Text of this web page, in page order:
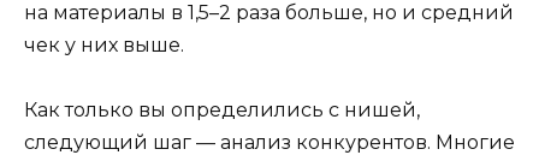
на материалы в 1,5–2 раза больше, но и средний
чек у них выше.
Как только вы определились с нишей,
следующий шаг — анализ конкурентов. Многие